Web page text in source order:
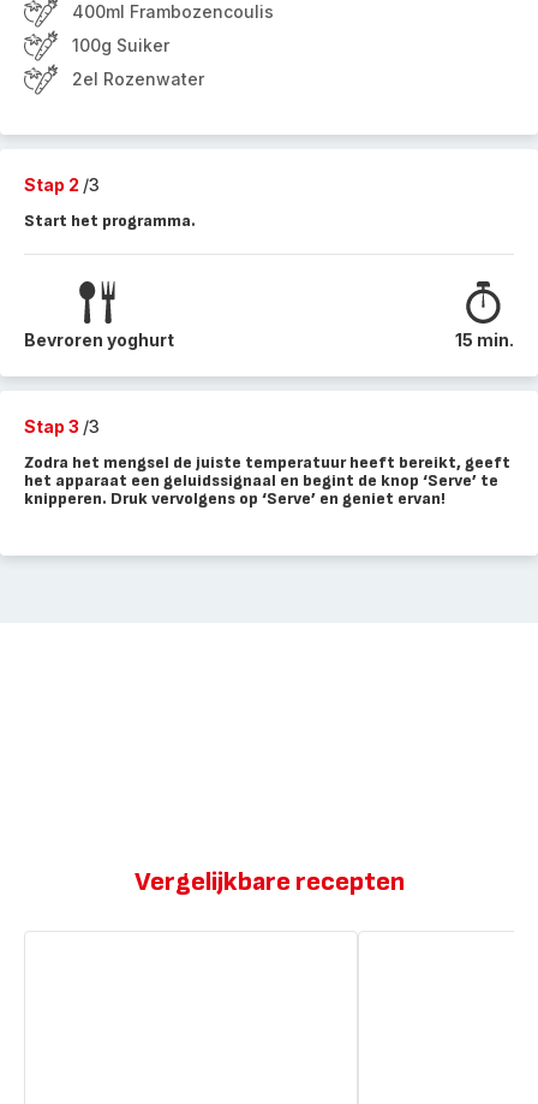
400ml Frambozencoulis
100g Suiker
2el Rozenwater
Stap 2 /3
Start het programma.
Bevroren yoghurt 15 min.
Stap 3 /3
Zodra het mengsel de juiste temperatuur heeft bereikt, geeft
het apparaat een geluidssignaal en begint de knop ‘Serve’ te
knipperen. Druk vervolgens op ‘Serve’ en geniet ervan!
Vergelijkbare recepten